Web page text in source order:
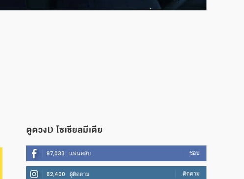
ดูดวงD โซเชียลมีเดีย
97,033 แฟนคลับ ชอบ
82,400 ผู้ติดตาม ติดตาม